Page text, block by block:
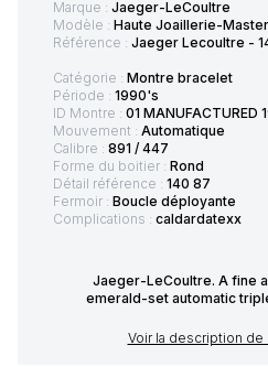
Marque : Jaeger-LeCoultre
Modèle : Haute Joaillerie-
Référence : Jaeger Lecoultre -
Catégorie : Montre bracelet
Période : 1990's
ID Montre : 01 MANUFACTURED
Mouvement : Automatique
Calibre : 891 / 447
Forme du boitier : Rond
Détail référence : 140 87
Fermoir : Boucle déployante
Complications : caldardatexx
Jaeger-LeCoultre. A fine
emerald-set automatic
Voir la description